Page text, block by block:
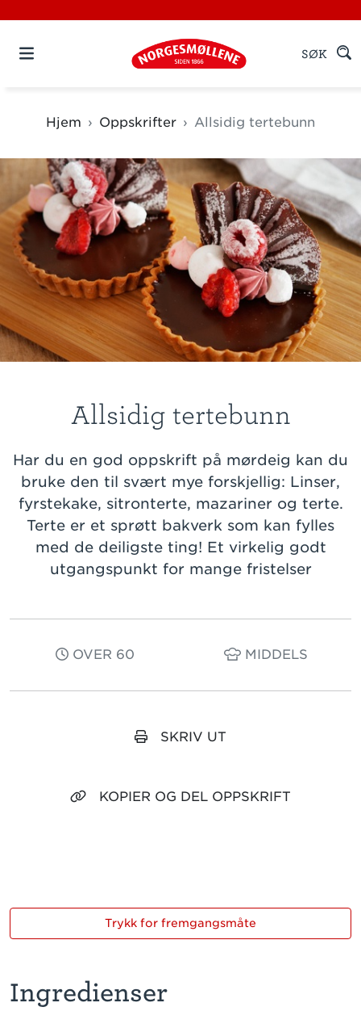
SØK
Hjem Oppskrifter Allsidig tertebunn
Allsidig tertebunn
Har du en god oppskrift på mørdeig kan du
bruke den til svært mye forskjellig: Linser,
fyrstekake, sitronterte, mazariner og terte.
Terte er et sprøtt bakverk som kan fylles
med de deiligste ting! Et virkelig godt
utgangspunkt for mange fristelser
OVER 60 MIDDELS
SKRIV UT
KOPIER OG DEL OPPSKRIFT
Ingredienser
Trykk for fremgangsmåte